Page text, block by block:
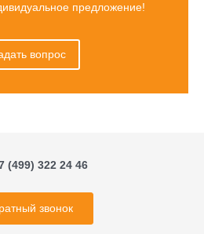
предложение!
вопрос
(499) 322 24 46
звонок